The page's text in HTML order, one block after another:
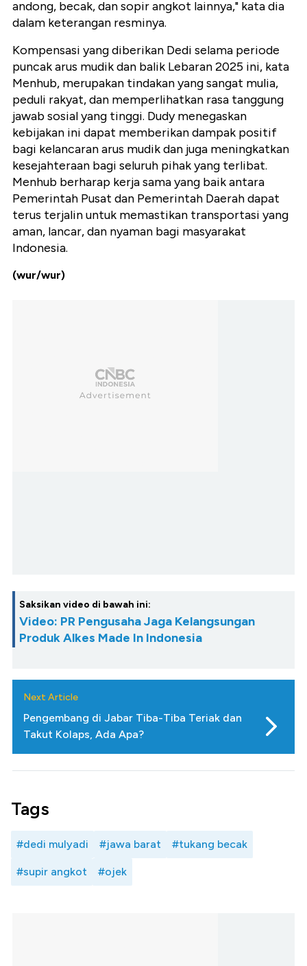
andong, becak, dan sopir angkot lainnya," kata dia
dalam keterangan resminya.
Kompensasi yang diberikan Dedi selama periode
puncak arus mudik dan balik Lebaran 2025 ini, kata
Menhub, merupakan tindakan yang sangat mulia,
peduli rakyat, dan memperlihatkan rasa tanggung
jawab sosial yang tinggi. Dudy menegaskan
kebijakan ini dapat memberikan dampak positif
bagi kelancaran arus mudik dan juga meningkatkan
kesejahteraan bagi seluruh pihak yang terlibat.
Menhub berharap kerja sama yang baik antara
Pemerintah Pusat dan Pemerintah Daerah dapat
terus terjalin untuk memastikan transportasi yang
aman, lancar, dan nyaman bagi masyarakat
Indonesia.
(wur/wur)
Saksikan video di bawah ini:
Video: PR Pengusaha Jaga Kelangsungan
Produk Alkes Made In Indonesia
Next Article
Pengembang di Jabar Tiba-Tiba Teriak dan
Takut Kolaps, Ada Apa?
Tags
#dedi mulyadi #jawa barat #tukang becak
#supir angkot #ojek